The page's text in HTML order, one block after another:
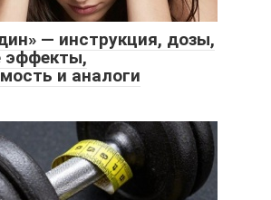
— инструкция, дозы,
эффекты,
и аналоги